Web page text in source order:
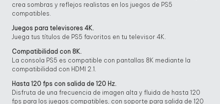
crea sombras y reflejos realistas en los juegos de PS5
compatibles.
Juegos para televisores 4K.
Juega tus títulos de PS5 favoritos en tu televisor 4K.
Compatibilidad con 8K.
La consola PS5 es compatible con pantallas 8K mediante la
compatibilidad con HDMI 2.1.
Hasta 120 fps con salida de 120 Hz.
Disfruta de una frecuencia de imagen alta y fluida de hasta 120
fps para los juegos compatibles, con soporte para salida de 120